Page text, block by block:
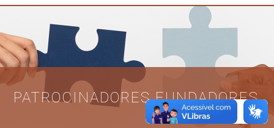
PATROCINADORES FUNDADORES